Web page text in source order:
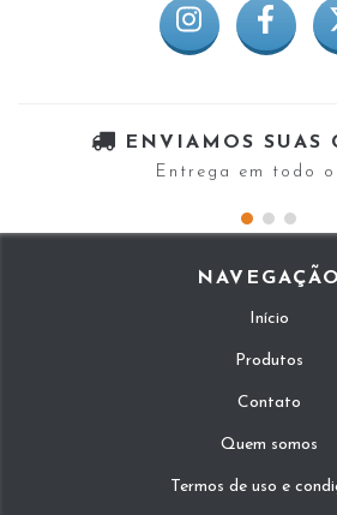
ENVIAMOS SUAS
Entrega em todo
NAVEGAÇÃO
Início
Produtos
Contato
Quem somos
Termos de uso e